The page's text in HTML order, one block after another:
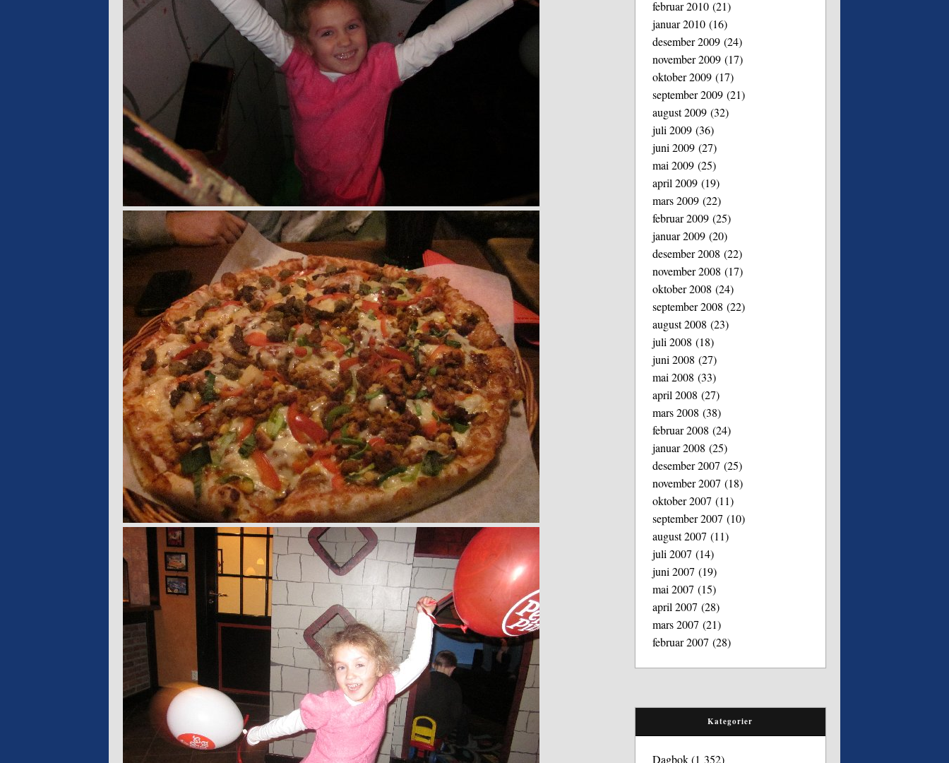
februar 2010 (21)
januar 2010 (16)
desember 2009 (24)
november 2009 (17)
oktober 2009 (17)
september 2009 (21)
august 2009 (32)
juli 2009 (36)
juni 2009 (27)
mai 2009 (25)
april 2009 (19)
mars 2009 (22)
februar 2009 (25)
januar 2009 (20)
desember 2008 (22)
november 2008 (17)
oktober 2008 (24)
september 2008 (22)
august 2008 (23)
juli 2008 (18)
juni 2008 (27)
mai 2008 (33)
april 2008 (27)
mars 2008 (38)
februar 2008 (24)
januar 2008 (25)
desember 2007 (25)
november 2007 (18)
oktober 2007 (11)
september 2007 (10)
august 2007 (11)
juli 2007 (14)
juni 2007 (19)
mai 2007 (15)
april 2007 (28)
mars 2007 (21)
februar 2007 (28)
Kategorier
Dagbok(1 352)